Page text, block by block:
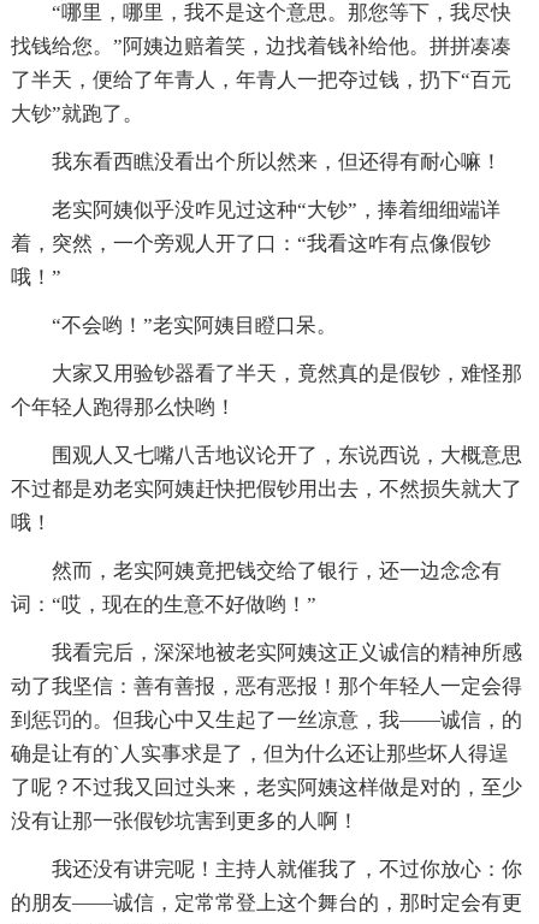
“哪里，哪里，我不是这个意思。那您等下，我尽快
找钱给您。”阿姨边赔着笑，边找着钱补给他。拼拼凑凑
了半天，便给了年青人，年青人一把夺过钱，扔下“百元
大钞”就跑了。
我东看西瞧没看出个所以然来，但还得有耐心嘛！
老实阿姨似乎没咋见过这种“大钞”，捧着细细端详
着，突然，一个旁观人开了口：“我看这咋有点像假钞
哦！”
“不会哟！”老实阿姨目瞪口呆。
大家又用验钞器看了半天，竟然真的是假钞，难怪那
个年轻人跑得那么快哟！
围观人又七嘴八舌地议论开了，东说西说，大概意思
不过都是劝老实阿姨赶快把假钞用出去，不然损失就大了
哦！
然而，老实阿姨竟把钱交给了银行，还一边念念有
词：“哎，现在的生意不好做哟！”
我看完后，深深地被老实阿姨这正义诚信的精神所感
动了我坚信：善有善报，恶有恶报！那个年轻人一定会得
到惩罚的。但我心中又生起了一丝凉意，我——诚信，的
确是让有的`人实事求是了，但为什么还让那些坏人得逞
了呢？不过我又回过头来，老实阿姨这样做是对的，至少
没有让那一张假钞坑害到更多的人啊！
我还没有讲完呢！主持人就催我了，不过你放心：你
的朋友——诚信，定常常登上这个舞台的，那时定会有更